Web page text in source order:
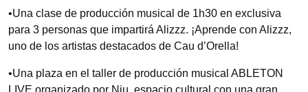
•Una clase de producción musical de 1h30 en exclusiva
para 3 personas que impartirá Alizzz. ¡Aprende con Alizzz,
uno de los artistas destacados de Cau d’Orella!
•Una plaza en el taller de producción musical ABLETON
LIVE organizado por Niu, espacio cultural con una gran